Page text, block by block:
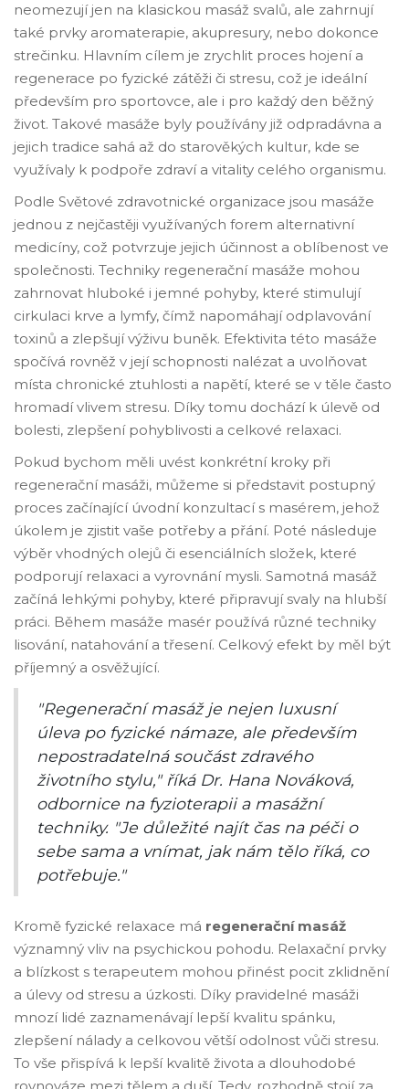
neomezují jen na klasickou masáž svalů, ale zahrnují
také prvky aromaterapie, akupresury, nebo dokonce
strečinku. Hlavním cílem je zrychlit proces hojení a
regenerace po fyzické zátěži či stresu, což je ideální
především pro sportovce, ale i pro každý den běžný
život. Takové masáže byly používány již odpradávna a
jejich tradice sahá až do starověkých kultur, kde se
využívaly k podpoře zdraví a vitality celého organismu.
Podle Světové zdravotnické organizace jsou masáže
jednou z nejčastěji využívaných forem alternativní
medicíny, což potvrzuje jejich účinnost a oblíbenost ve
společnosti. Techniky regenerační masáže mohou
zahrnovat hluboké i jemné pohyby, které stimulují
cirkulaci krve a lymfy, čímž napomáhají odplavování
toxinů a zlepšují výživu buněk. Efektivita této masáže
spočívá rovněž v její schopnosti nalézat a uvolňovat
místa chronické ztuhlosti a napětí, které se v těle často
hromadí vlivem stresu. Díky tomu dochází k úlevě od
bolesti, zlepšení pohyblivosti a celkové relaxaci.
Pokud bychom měli uvést konkrétní kroky při
regenerační masáži, můžeme si představit postupný
proces začínající úvodní konzultací s masérem, jehož
úkolem je zjistit vaše potřeby a přání. Poté následuje
výběr vhodných olejů či esenciálních složek, které
podporují relaxaci a vyrovnání mysli. Samotná masáž
začíná lehkými pohyby, které připravují svaly na hlubší
práci. Během masáže masér používá různé techniky
lisování, natahování a třesení. Celkový efekt by měl být
příjemný a osvěžující.
"Regenerační masáž je nejen luxusní
úleva po fyzické námaze, ale především
nepostradatelná součást zdravého
životního stylu," říká Dr. Hana Nováková,
odbornice na fyzioterapii a masážní
techniky. "Je důležité najít čas na péči o
sebe sama a vnímat, jak nám tělo říká, co
potřebuje."
Kromě fyzické relaxace má regenerační masáž
významný vliv na psychickou pohodu. Relaxační prvky
a blízkost s terapeutem mohou přinést pocit zklidnění
a úlevy od stresu a úzkosti. Díky pravidelné masáži
mnozí lidé zaznamenávají lepší kvalitu spánku,
zlepšení nálady a celkovou větší odolnost vůči stresu.
To vše přispívá k lepší kvalitě života a dlouhodobé